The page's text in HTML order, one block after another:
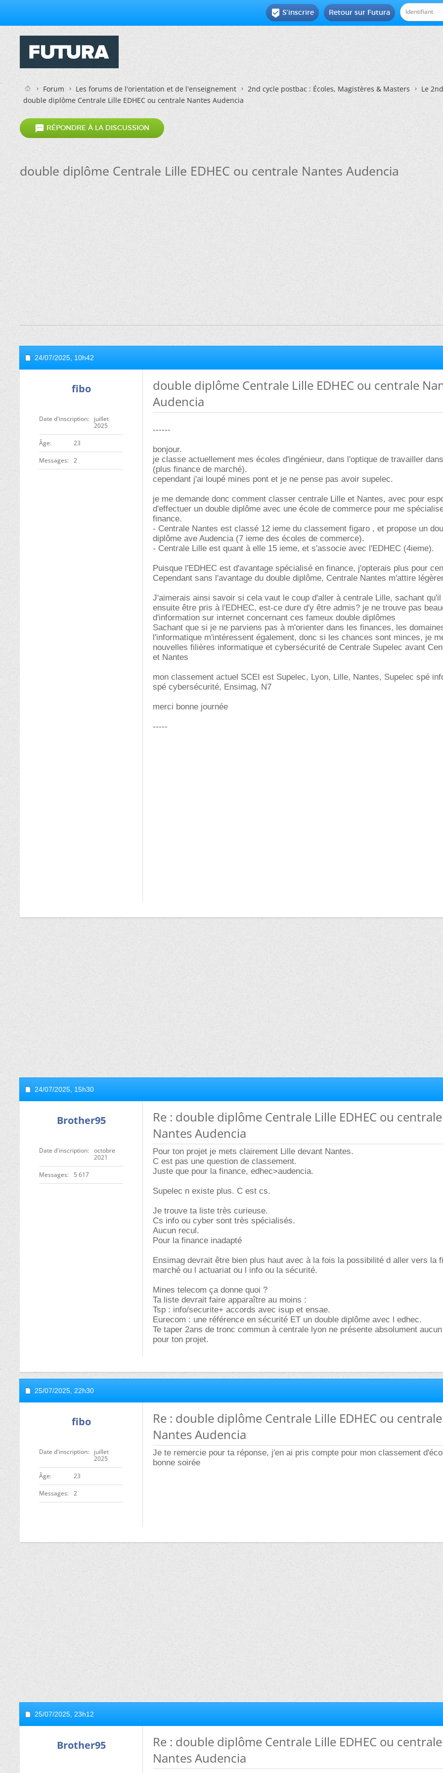
Retour sur Futura
 S'inscrire
Forum Les forums de l'orientation et de l'enseignement 2nd cycle postbac : Écoles, Magistères & Masters
Le
double diplôme Centrale Lille EDHEC ou centrale Nantes Audencia
 RÉPONDRE À LA DISCUSSION
double diplôme Centrale Lille EDHEC ou centrale Nantes Audencia
24/07/2025, 10h42
fibo
Date d'inscription
juillet
2025
ge 23
Messages 2
double diplôme Centrale Lille EDHEC ou centrale
Audencia
------
bonjour.
je classe actuellement mes écoles d'ingénieur, dans l'optique de travailler
(plus finance de marché).
cependant j'ai loupé mines pont et je ne pense pas avoir supelec.
je me demande donc comment classer centrale Lille et Nantes, avec pour
d'effectuer un double diplôme avec une école de commerce pour me
finance.
- Centrale Nantes est classé 12 ieme du classement figaro , et propose un
diplôme ave Audencia (7 ieme des écoles de commerce).
- Centrale Lille est quant à elle 15 ieme, et s'associe avec l'EDHEC (4ieme).
Puisque l'EDHEC est d'avantage spécialisé en finance, j'opterais plus pour
Cependant sans l'avantage du double diplôme, Centrale Nantes m'attire
J'aimerais ainsi savoir si cela vaut le coup d'aller à centrale Lille, sachant qu'il
ensuite être pris à l'EDHEC, est-ce dure d'y être admis? je ne trouve pas
d'information sur internet concernant ces fameux double diplômes
Sachant que si je ne parviens pas à m'orienter dans les finances, les
l'informatique m'intéressent également, donc si les chances sont minces, je
nouvelles filières informatique et cybersécurité de Centrale Supelec avant
et Nantes
mon classement actuel SCEI est Supelec, Lyon, Lille, Nantes, Supelec spé
spé cybersécurité, Ensimag, N7
merci bonne journée
-----
24/07/2025, 15h30
Brother95
Date d'inscription
octobre
2021
Messages 5 617
Re : double diplôme Centrale Lille EDHEC ou centrale
Nantes Audencia
Pour ton projet je mets clairement Lille devant Nantes.
C est pas une question de classement.
Juste que pour la finance, edhec>audencia.
Supelec n existe plus. C est cs.
Je trouve ta liste très curieuse.
Cs info ou cyber sont très spécialisés.
Aucun recul.
Pour la finance inadapté
Ensimag devrait être bien plus haut avec à la fois la possibilité d aller vers la
marché ou l actuariat ou l info ou la sécurité.
Mines telecom ça donne quoi ?
Ta liste devrait faire apparaître au moins :
Tsp : info/securite+ accords avec isup et ensae.
Eurecom : une référence en sécurité ET un double diplôme avec l edhec.
Te taper 2ans de tronc commun à centrale lyon ne présente absolument
pour ton projet.
25/07/2025, 22h30
fibo
Date d'inscription
juillet
2025
ge 23
Messages 2
Re : double diplôme Centrale Lille EDHEC ou centrale
Nantes Audencia
Je te remercie pour ta réponse, j'en ai pris compte pour mon classement
bonne soirée
25/07/2025, 23h12
Brother95
Re : double diplôme Centrale Lille EDHEC ou centrale
Nantes Audencia